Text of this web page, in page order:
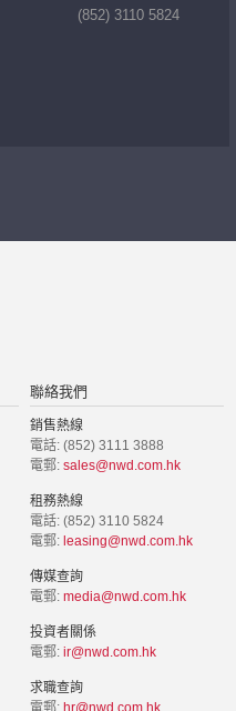
(852) 3110 5824
聯絡我們
銷售熱線
電話: (852) 3111 3888
電郵: sales@nwd.com.hk
租務熱線
電話: (852) 3110 5824
電郵: leasing@nwd.com.hk
傳媒查詢
電郵: media@nwd.com.hk
投資者關係
電郵: ir@nwd.com.hk
求職查詢
電郵: hr@nwd.com.hk